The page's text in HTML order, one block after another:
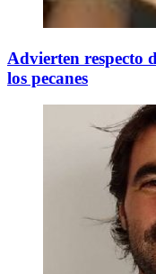
Advierten respecto
los pecanes